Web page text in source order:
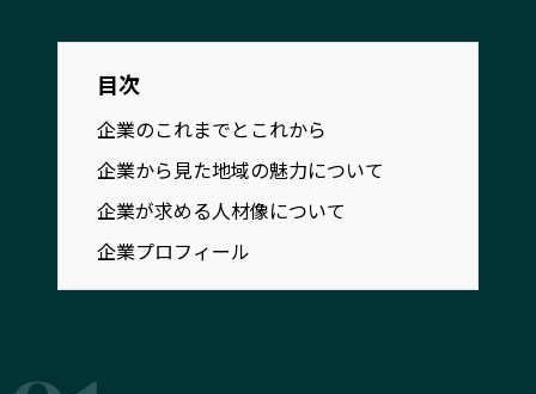
カテゴリから探す
特集コンテンツ
地域を代表する 企業100選
Localist
Sporkle
目次
企業のこれまでとこれから
企業から見た地域の魅力について
企業が求める人材像について
企業プロフィール